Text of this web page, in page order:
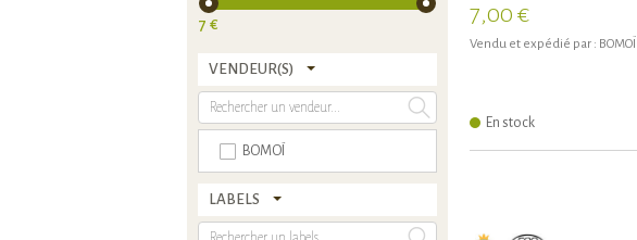
7 €
VENDEUR(S)
BOMOÏ
LABELS
7,00 €
Vendu et expédié par : BOMOÏ
En stock